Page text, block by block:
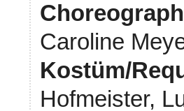
Caroline
Kostüm/
Hofmeister,